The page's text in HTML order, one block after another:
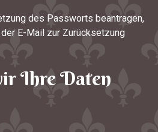
des Passworts beantragen,
E-Mail zur Zurücksetzung
Ihre Daten